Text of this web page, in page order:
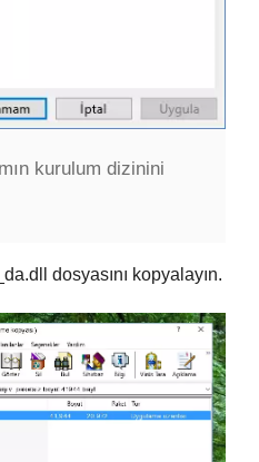
kurulum dizinini
dosyasını kopyalayın.